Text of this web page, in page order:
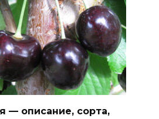
— описание, сорта,